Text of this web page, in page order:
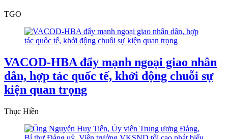
TGO
VACOD-HBA đẩy mạnh ngoại giao nhân
dân, hợp tác quốc tế, khởi động chuỗi sự
kiện quan trọng
Thục Hiền